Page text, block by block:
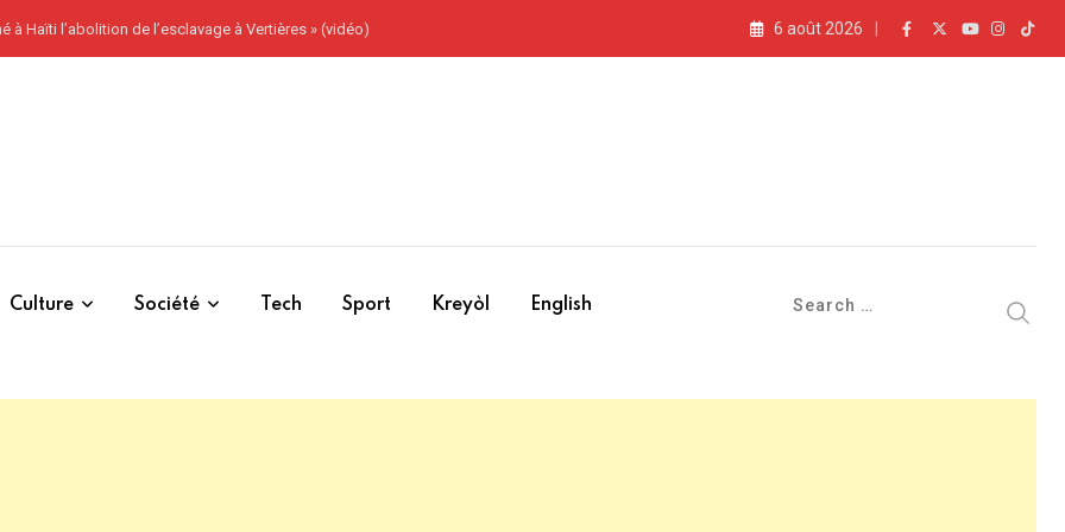
à Haïti l’abolition de l’esclavage à Vertières » (vidéo) 6 août 2026
Culture Société Tech Sport Kreyòl English